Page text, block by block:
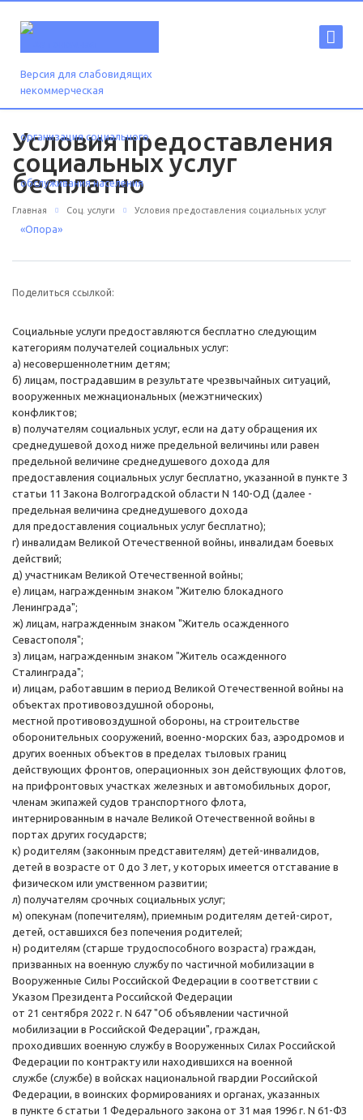
Версия для слабовидящих
Условия предоставления
социальных услуг
бесплатно
Главная Соц. услуги Условия предоставления социальных услуг
Поделиться ссылкой:
Социальные услуги предоставляются бесплатно следующим
категориям получателей социальных услуг:
а) несовершеннолетним детям;
б) лицам, пострадавшим в результате чрезвычайных ситуаций,
вооруженных межнациональных (межэтнических)
конфликтов;
в) получателям социальных услуг, если на дату обращения их
среднедушевой доход ниже предельной величины или равен
предельной величине среднедушевого дохода для
предоставления социальных услуг бесплатно, указанной в пункте 3
статьи 11 Закона Волгоградской области N 140-ОД (далее -
предельная величина среднедушевого дохода
для предоставления социальных услуг бесплатно);
г) инвалидам Великой Отечественной войны, инвалидам боевых
действий;
д) участникам Великой Отечественной войны;
е) лицам, награжденным знаком "Жителю блокадного
Ленинграда";
ж) лицам, награжденным знаком "Житель осажденного
Севастополя";
з) лицам, награжденным знаком "Житель осажденного
Сталинграда";
и) лицам, работавшим в период Великой Отечественной войны на
объектах противовоздушной обороны,
местной противовоздушной обороны, на строительстве
оборонительных сооружений, военно-морских баз, аэродромов и
других военных объектов в пределах тыловых границ
действующих фронтов, операционных зон действующих флотов,
на прифронтовых участках железных и автомобильных дорог,
членам экипажей судов транспортного флота,
интернированным в начале Великой Отечественной войны в
портах других государств;
к) родителям (законным представителям) детей-инвалидов,
детей в возрасте от 0 до 3 лет, у которых имеется отставание в
физическом или умственном развитии;
л) получателям срочных социальных услуг;
м) опекунам (попечителям), приемным родителям детей-сирот,
детей, оставшихся без попечения родителей;
н) родителям (старше трудоспособного возраста) граждан,
призванных на военную службу по частичной мобилизации в
Вооруженные Силы Российской Федерации в соответствии с
Указом Президента Российской Федерации
от 21 сентября 2022 г. N 647 "Об объявлении частичной
мобилизации в Российской Федерации", граждан,
проходивших военную службу в Вооруженных Силах Российской
Федерации по контракту или находившихся на военной
службе (службе) в войсках национальной гвардии Российской
Федерации, в воинских формированиях и органах, указанных
в пункте 6 статьи 1 Федерального закона от 31 мая 1996 г. N 61-ФЗ